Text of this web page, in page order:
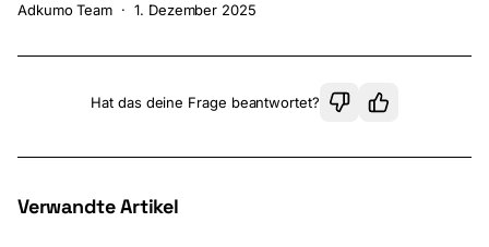
Adkumo Team · 1. Dezember 2025
Hat das deine Frage beantwortet?
Verwandte Artikel